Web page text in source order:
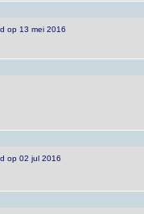
op 13 mei 2016
op 02 jul 2016